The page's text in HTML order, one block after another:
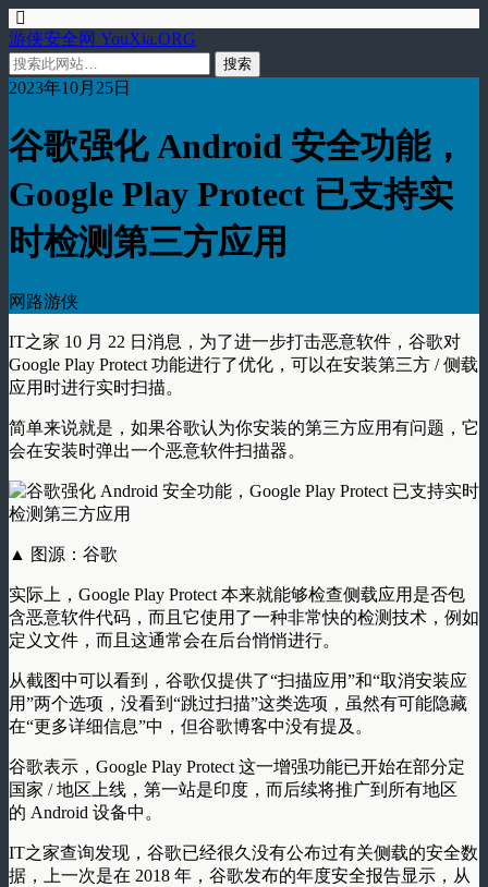
游侠安全网 YouXia.ORG
2023年10月25日
谷歌强化 Android 安全功能，
Google Play Protect 已支持实
时检测第三方应用
网路游侠
IT之家 10 月 22 日消息，为了进一步打击恶意软件，谷歌对
Google Play Protect 功能进行了优化，可以在安装第三方 / 侧载
应用时进行实时扫描。
简单来说就是，如果谷歌认为你安装的第三方应用有问题，它
会在安装时弹出一个恶意软件扫描器。
▲ 图源：谷歌
实际上，Google Play Protect 本来就能够检查侧载应用是否包
含恶意软件代码，而且它使用了一种非常快的检测技术，例如
定义文件，而且这通常会在后台悄悄进行。
从截图中可以看到，谷歌仅提供了“扫描应用”和“取消安装应
用”两个选项，没看到“跳过扫描”这类选项，虽然有可能隐藏
在“更多详细信息”中，但谷歌博客中没有提及。
谷歌表示，Google Play Protect 这一增强功能已开始在部分定
国家 / 地区上线，第一站是印度，而后续将推广到所有地区
的 Android 设备中。
IT之家查询发现，谷歌已经很久没有公布过有关侧载的安全数
据，上一次是在 2018 年，谷歌发布的年度安全报告显示，从